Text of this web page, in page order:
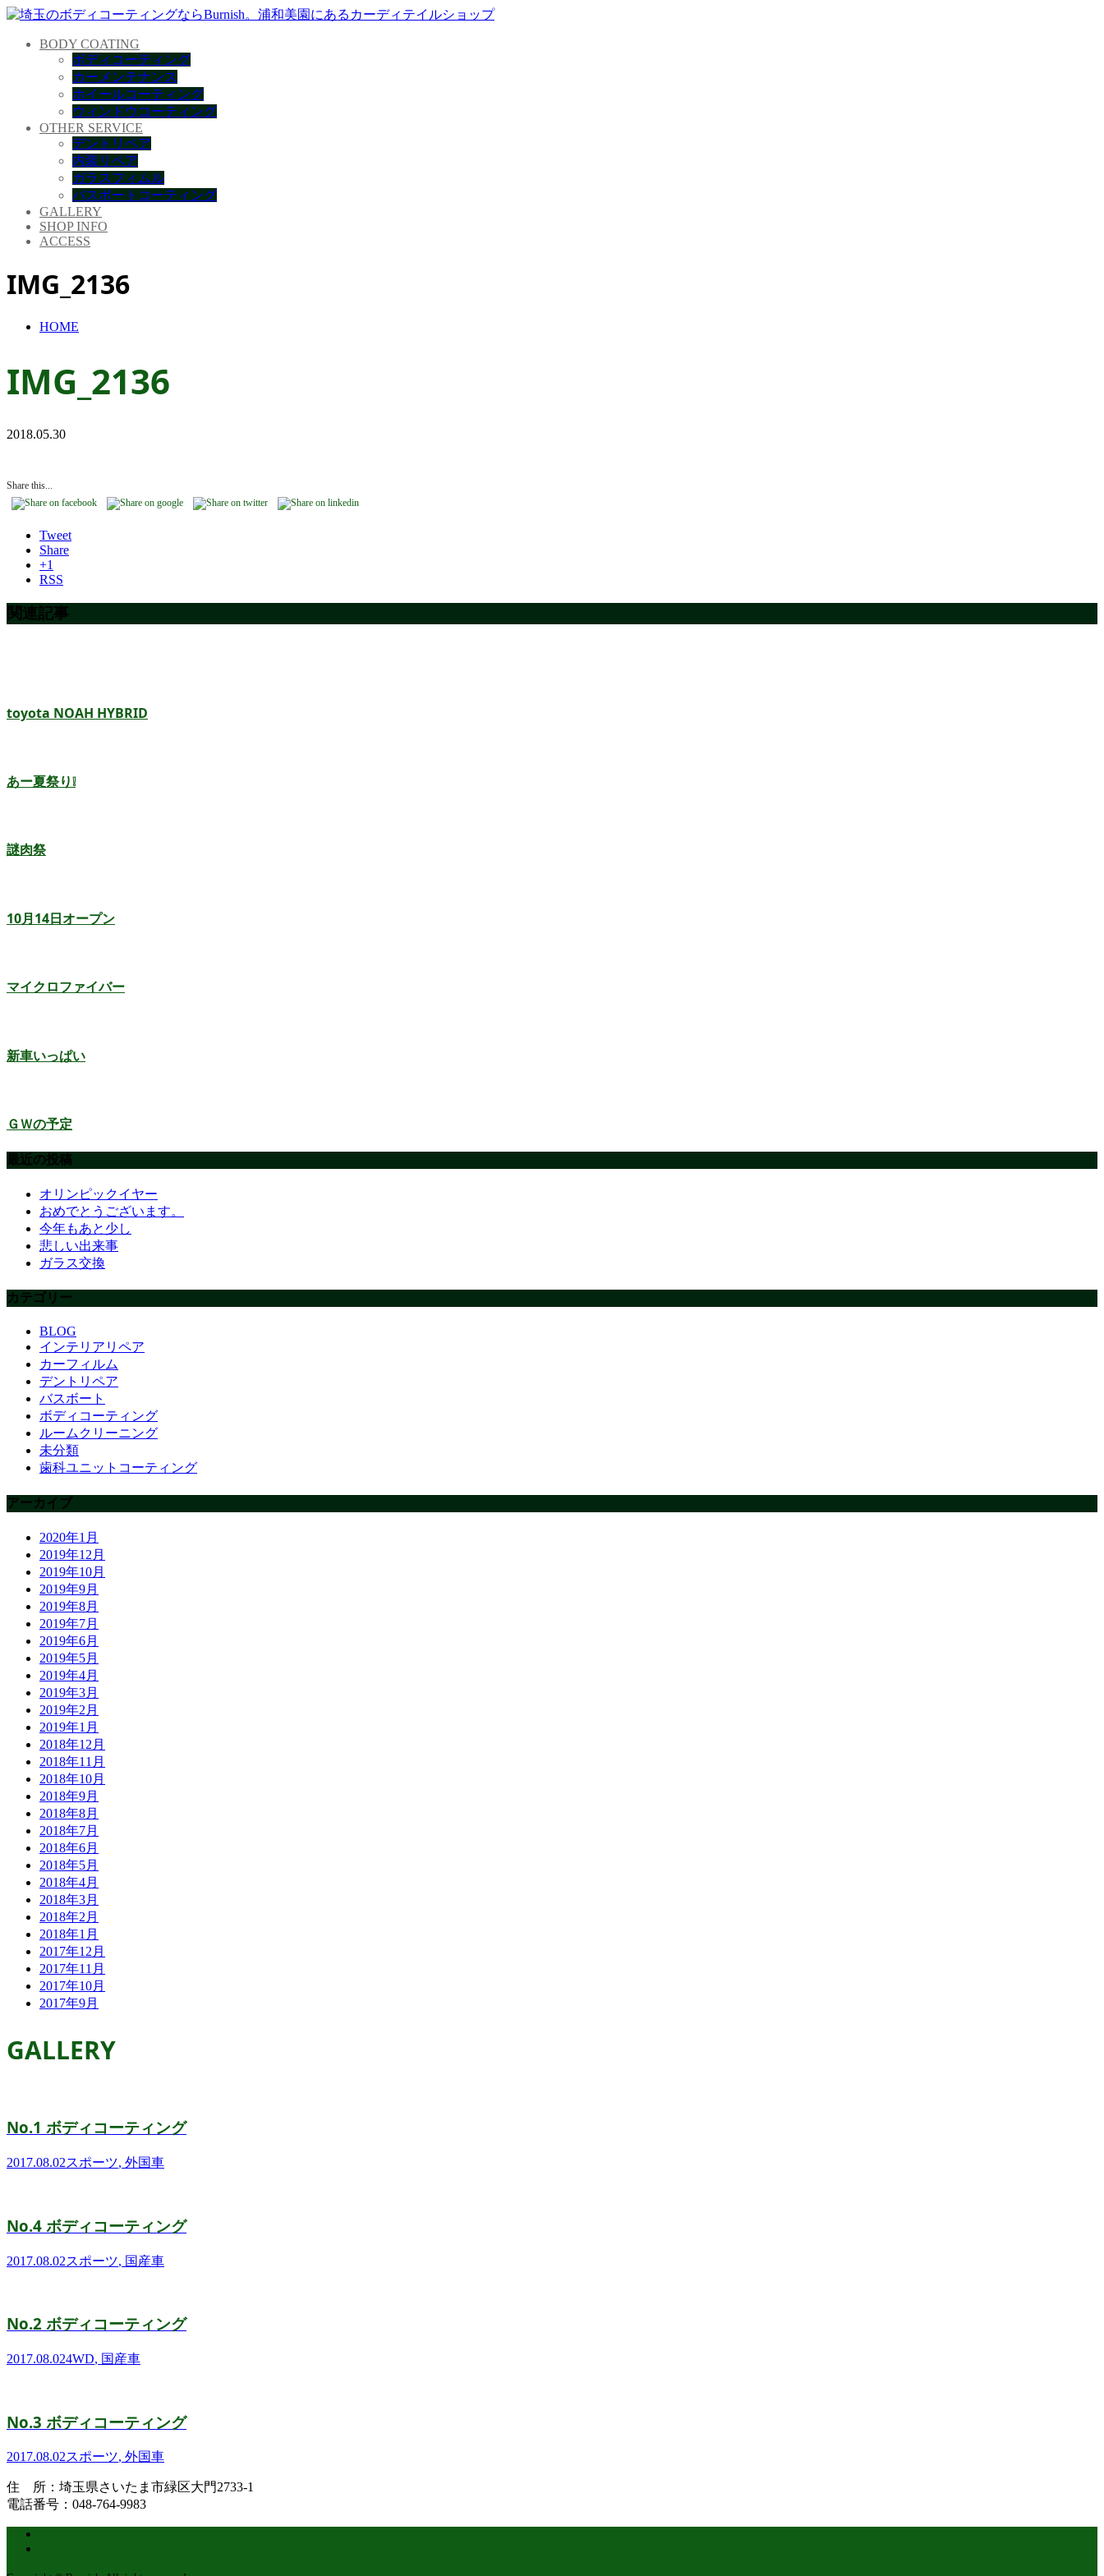
BODY COATING
ボディコーティング
カーメンテナンス
ホイールコーティング
ウィンドウコーティング
OTHER SERVICE
デントリペア
内装リペア
ガラスフィムル
バスボートコーティング
GALLERY
SHOP INFO
ACCESS
IMG_2136
HOME
IMG_2136
2018.05.30
Share this...
Tweet
Share
+1
RSS
関連記事
toyota NOAH HYBRID
あー夏祭り❕
謎肉祭
10月14日オープン
マイクロファイバー
新車いっぱい
ＧＷの予定
最近の投稿
オリンピックイヤー
おめでとうございます。
今年もあと少し
悲しい出来事
ガラス交換
カテゴリー
BLOG
インテリアリペア
カーフィルム
デントリペア
バスボート
ボディコーティング
ルームクリーニング
未分類
歯科ユニットコーティング
アーカイブ
2020年1月
2019年12月
2019年10月
2019年9月
2019年8月
2019年7月
2019年6月
2019年5月
2019年4月
2019年3月
2019年2月
2019年1月
2018年12月
2018年11月
2018年10月
2018年9月
2018年8月
2018年7月
2018年6月
2018年5月
2018年4月
2018年3月
2018年2月
2018年1月
2017年12月
2017年11月
2017年10月
2017年9月
GALLERY
No.1 ボディコーティング
2017.08.02スポーツ, 外国車
No.4 ボディコーティング
2017.08.02スポーツ, 国産車
No.2 ボディコーティング
2017.08.024WD, 国産車
No.3 ボディコーティング
2017.08.02スポーツ, 外国車
住 所：埼玉県さいたま市緑区大門2733-1
電話番号：048-764-9983